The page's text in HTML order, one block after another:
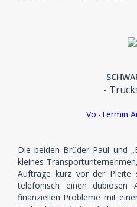
-
Vö.-Termin
Die beiden Brüder Paul und
kleines
Aufträge kurz vor der Pleite
telefonisch einen
finanziellen Probleme mit